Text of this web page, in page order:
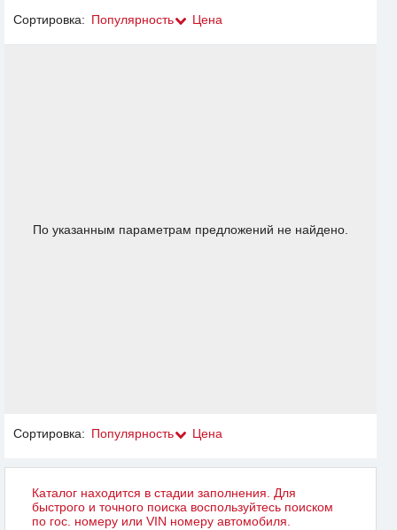
Сортировка: Популярность Цена
По указанным параметрам предложений не найдено.
Сортировка: Популярность Цена
Каталог находится в стадии заполнения. Для
быстрого и точного поиска воспользуйтесь поиском
по гос. номеру или VIN номеру автомобиля.